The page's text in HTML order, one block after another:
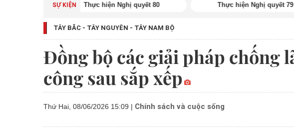
SỰ KIỆN
quyết Đại hội XIV
TÂY BẮC - TÂY NGUYÊN - TÂY NAM BỘ
Đồng bộ các giải pháp chống
công sau sắp xếp
Thứ Hai, 08/06/2026 15:09 | Chính sách và cuộc sống